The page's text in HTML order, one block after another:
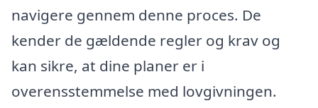
navigere gennem denne proces. De
kender de gældende regler og krav og
kan sikre, at dine planer er i
overensstemmelse med lovgivningen.